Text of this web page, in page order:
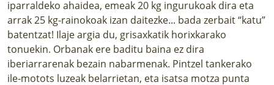
iparraldeko ahaidea, emeak 20 kg ingurukoak dira eta
arrak 25 kg-rainokoak izan daitezke... bada zerbait “katu”
batentzat! Ilaje argia du, grisaxkatik horixkarako
tonuekin. Orbanak ere baditu baina ez dira
iberiarrarenak bezain nabarmenak. Pintzel tankerako
ile-motots luzeak belarrietan, eta isatsa motza punta